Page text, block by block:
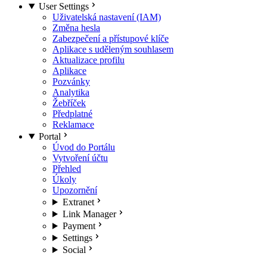
User Settings
Uživatelská nastavení (IAM)
Změna hesla
Zabezpečení a přístupové klíče
Aplikace s uděleným souhlasem
Aktualizace profilu
Aplikace
Pozvánky
Analytika
Žebříček
Předplatné
Reklamace
Portal
Úvod do Portálu
Vytvoření účtu
Přehled
Úkoly
Upozornění
Extranet
Link Manager
Payment
Settings
Social